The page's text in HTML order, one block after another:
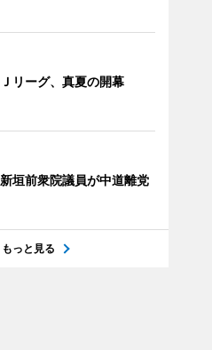
Ｊリーグ、真夏の開幕
新垣前衆院議員が中道離党
もっと見る